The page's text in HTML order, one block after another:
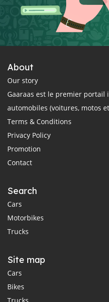
About
Our story
Gaaraas est le premier
automobiles (voitures, motos
Terms & Conditions
Privacy Policy
Promotion
Contact
Search
Cars
Motorbikes
Trucks
Site map
Cars
Bikes